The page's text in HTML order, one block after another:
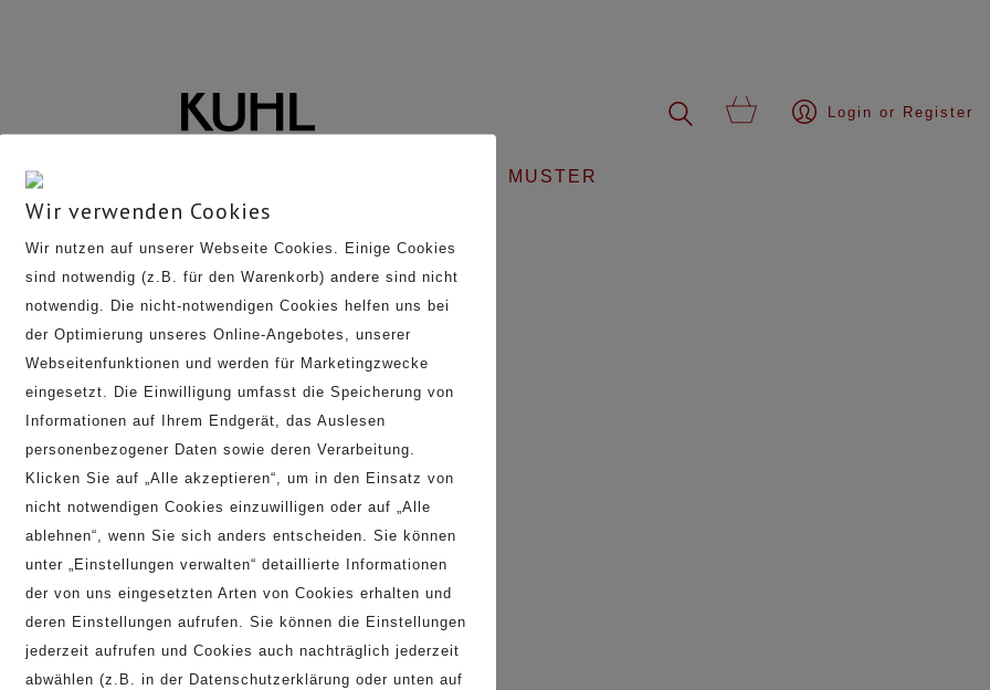
Login or Register
UNS MUSTER
Inspirationen
KUNDENSERVICE
PROFESSIONALS
B2B Anfrage
Bilddatenbank / Texte
LEGALS
Impressum
Allgemeine Geschäftsbedingungen
Wir verwenden Cookies
Wir nutzen auf unserer Webseite Cookies. Einige Cookies
sind notwendig (z.B. für den Warenkorb) andere sind nicht
notwendig. Die nicht-notwendigen Cookies helfen uns bei
der Optimierung unseres Online-Angebotes, unserer
Webseitenfunktionen und werden für Marketingzwecke
eingesetzt. Die Einwilligung umfasst die Speicherung von
Informationen auf Ihrem Endgerät, das Auslesen
personenbezogener Daten sowie deren Verarbeitung.
Klicken Sie auf „Alle akzeptieren“, um in den Einsatz von
nicht notwendigen Cookies einzuwilligen oder auf „Alle
ablehnen“, wenn Sie sich anders entscheiden. Sie können
unter „Einstellungen verwalten“ detaillierte Informationen
der von uns eingesetzten Arten von Cookies erhalten und
deren Einstellungen aufrufen. Sie können die Einstellungen
jederzeit aufrufen und Cookies auch nachträglich jederzeit
abwählen (z.B. in der Datenschutzerklärung oder unten auf